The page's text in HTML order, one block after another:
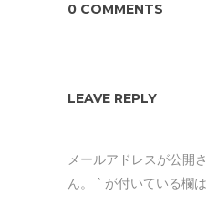
0 COMMENTS
LEAVE REPLY
メールアドレスが公開
ん。
* が付いている欄